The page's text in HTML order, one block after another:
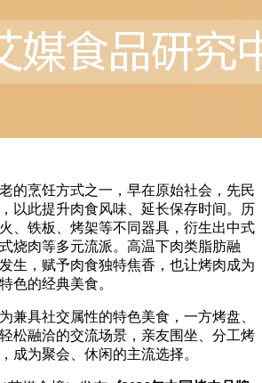
烹饪方式之一，早在原始社会，先民
以此提升肉食风味、延长保存时间。历
、铁板、烤架等不同器具，衍生出中式
烧肉等多元流派。高温下肉类脂肪融
生，赋予肉食独特焦香，也让烤肉成为
色的经典美食。
具社交属性的特色美食，一方烤盘、
松融洽的交流场景，亲友围坐、分工烤
成为聚会、休闲的主流选择。